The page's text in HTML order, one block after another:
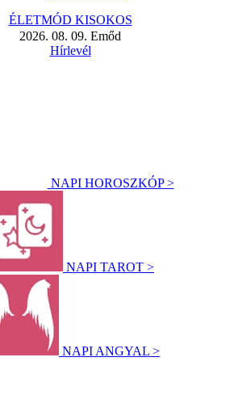
ÉLETMÓD KISOKOS
2026. 08. 09. Emőd
Hírlevél
NAPI HOROSZKÓP >
NAPI TAROT >
NAPI ANGYAL >